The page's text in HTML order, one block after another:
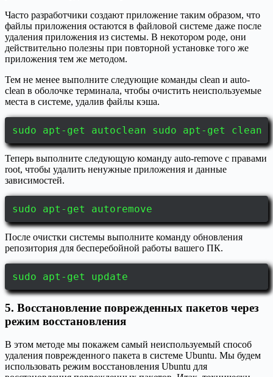
Часто разработчики создают приложение таким образом, что
файлы приложения остаются в файловой системе даже после
удаления приложения из системы. В некотором роде, они
действительно полезны при повторной установке того же
приложения тем же методом.
Тем не менее выполните следующие команды clean и auto-
clean в оболочке терминала, чтобы очистить неиспользуемые
места в системе, удалив файлы кэша.
sudo apt-get autoclean sudo apt-get clean
Теперь выполните следующую команду auto-remove с правами
root, чтобы удалить ненужные приложения и данные
зависимостей.
sudo apt-get autoremove
После очистки системы выполните команду обновления
репозитория для бесперебойной работы вашего ПК.
sudo apt-get update
5. Восстановление поврежденных пакетов через
режим восстановления
В этом методе мы покажем самый неиспользуемый способ
удаления поврежденного пакета в системе Ubuntu. Мы будем
использовать режим восстановления Ubuntu для